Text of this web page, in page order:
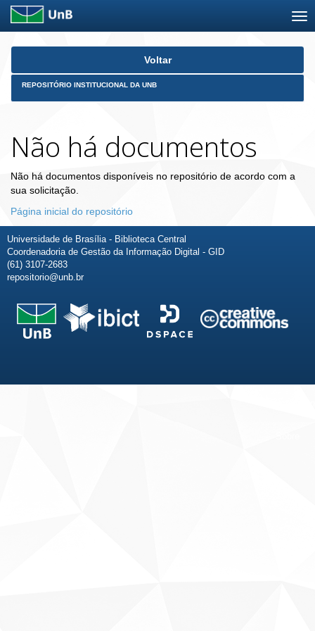
Skip
Voltar
REPOSITÓRIO INSTITUCIONAL DA UNB
Não há documentos
Não há documentos disponíveis no repositório de acordo com a
sua solicitação.
Página inicial do repositório
Universidade de Brasília - Biblioteca Central
Coordenadoria de Gestão da Informação Digital - GID
(61) 3107-2683
repositorio@unb.br